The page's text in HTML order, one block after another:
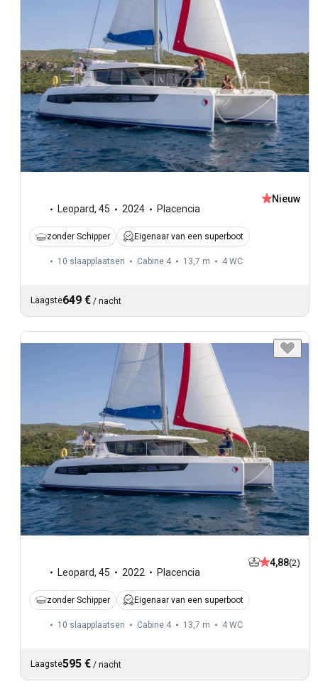
Leopard, 45 2024 Placencia
Nieuw
zonder Schipper Eigenaar van een superboot
10 slaapplaatsen Cabine 4 13,7 m 4 WC
Laagste649 € / nacht
Leopard, 45 2022 Placencia
4,88(2)
zonder Schipper Eigenaar van een superboot
10 slaapplaatsen Cabine 4 13,7 m 4 WC
Laagste595 € / nacht